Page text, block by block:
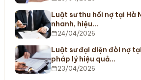
Luật sư thu hồi nợ tại Hà
nhanh, hiệu…
24/04/2026
Luật sư đại diện đòi nợ
pháp lý hiệu quả…
23/04/2026